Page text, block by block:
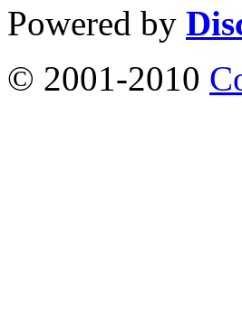
Powered by
© 2001-2010